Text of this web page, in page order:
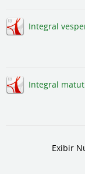
Integral
Integral
Exibir